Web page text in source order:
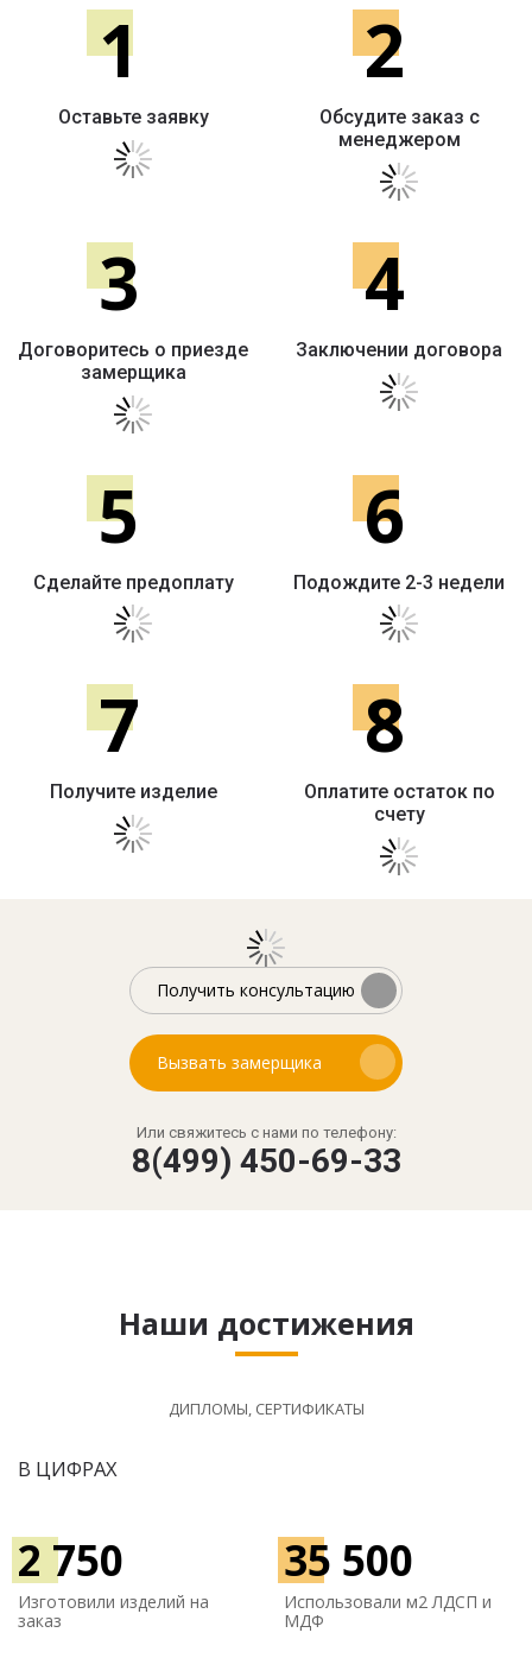
1
Оставьте заявку
2
Обсудите заказ с
менеджером
3
Договоритесь о приезде
замерщика
4
Заключении договора
5
Сделайте предоплату
6
Подождите 2-3 недели
7
Получите изделие
8
Оплатите остаток по
счету
Получить консультацию
Вызвать замерщика
Или свяжитесь с нами по телефону:
8(499) 450-69-33
Наши достижения
ДИПЛОМЫ, СЕРТИФИКАТЫ
В ЦИФРАХ
2 750
Изготовили изделий на
заказ
35 500
Использовали м2 ЛДСП и
МДФ